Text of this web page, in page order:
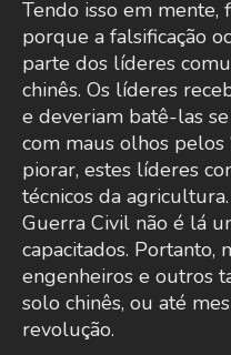
Tendo isso em mente,
porque a falsificação
parte dos líderes
chinês. Os líderes
e deveriam batê-las
com maus olhos pelos
piorar, estes líderes
técnicos da
Guerra Civil não é lá
capacitados. Portanto,
engenheiros e outros
solo chinês, ou até
revolução.